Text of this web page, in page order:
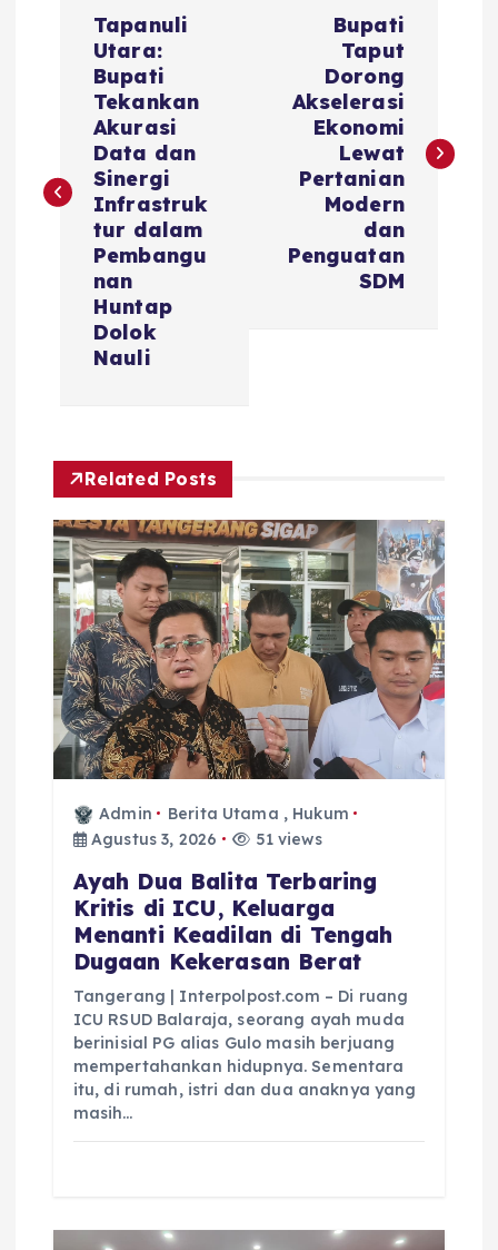
Tapanuli
Utara:
Bupati
Tekankan
Akurasi
Data dan
Sinergi
Infrastruk
tur dalam
Pembangu
nan
Huntap
Dolok
Nauli
Bupati
Taput
Dorong
Akselerasi
Ekonomi
Lewat
Pertanian
Modern
dan
Penguatan
SDM
Related Posts
Admin Berita Utama , Hukum
Agustus 3, 2026
51 views
Ayah Dua Balita Terbaring
Kritis di ICU, Keluarga
Menanti Keadilan di Tengah
Dugaan Kekerasan Berat
Tangerang | Interpolpost.com – Di ruang
ICU RSUD Balaraja, seorang ayah muda
berinisial PG alias Gulo masih berjuang
mempertahankan hidupnya. Sementara
itu, di rumah, istri dan dua anaknya yang
masih…